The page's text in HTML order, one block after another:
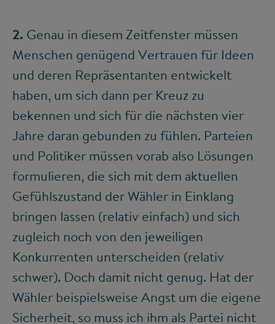
2. Genau in diesem Zeitfenster müssen
Menschen genügend Vertrauen für Ideen
und deren Repräsentanten entwickelt
haben, um sich dann per Kreuz zu
bekennen und sich für die nächsten vier
Jahre daran gebunden zu fühlen. Parteien
und Politiker müssen vorab also Lösungen
formulieren, die sich mit dem aktuellen
Gefühlszustand der Wähler in Einklang
bringen lassen (relativ einfach) und sich
zugleich noch von den jeweiligen
Konkurrenten unterscheiden (relativ
schwer). Doch damit nicht genug. Hat der
Wähler beispielsweise Angst um die eigene
Sicherheit, so muss ich ihm als Partei nicht